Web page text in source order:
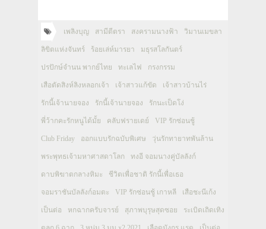
เพลิงบุญ สามีตีตรา สงครามนางฟ้า วิมานเมขลา
ลิขิตแห่งจันทร์ ร้อยเล่ห์มารยา มธุรสโลกันตร์
ปรปักษ์จำนน พากย์ไทย ทะเลไฟ กรงกรรม
เสือตัดสิงห์ลิงหลอกเจ้า เจ้าสาวแก้ขัด เจ้าสาวบ้านไร่
รักนี้เจ้านายจอง รักนี้เจ้านายจอง รักนะเป็ดโง่
พี่ว้ากคะรักหนูได้มั้ย คลับฟรายเดย์ VIP รักซ่อนชู้
Club Friday ออกแบบรักฉบับพิเศษ วุ่นรักทายาทพันล้าน
พระพุทธเจ้ามหาศาสดาโลก ทงอี จอมนางคู่บัลลังก์
ดาบพิฆาตกลางหิมะ ชีวิตเพื่อชาติ รักนี้เพื่อเธอ
จอมราชันบัลลังก์อมตะ VIP รักซ่อนชู้ เกาหลี เสือชะนีเก้ง
เป็นต่อ หกฉากครับจารย์ สุภาพบุรุษสุดซอย ระเบิดเถิดเทิง